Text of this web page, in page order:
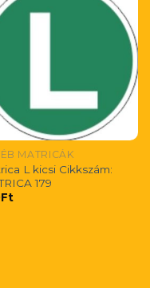
MATRICÁK
L kicsi Cikkszám:
179
Ft